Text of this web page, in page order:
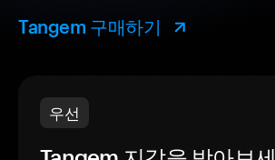
Tangem 구매하기
우선